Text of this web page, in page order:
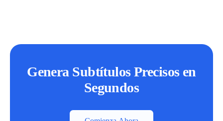
Genera Subtítulos Precisos en
Segundos